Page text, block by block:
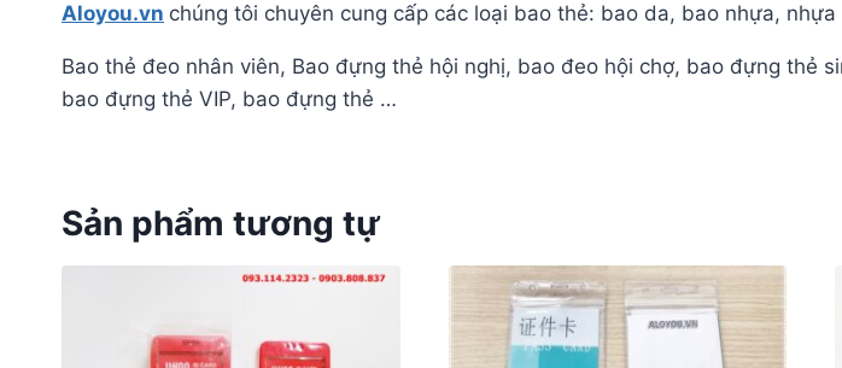
Aloyou.vn chúng tôi chuyên cung cấp các loại bao thẻ: bao da, bao nhựa,
Bao thẻ đeo nhân viên, Bao đựng thẻ hội nghị, bao đeo hội chợ, bao đựng
bao đựng thẻ VIP, bao đựng thẻ …
Sản phẩm tương tự